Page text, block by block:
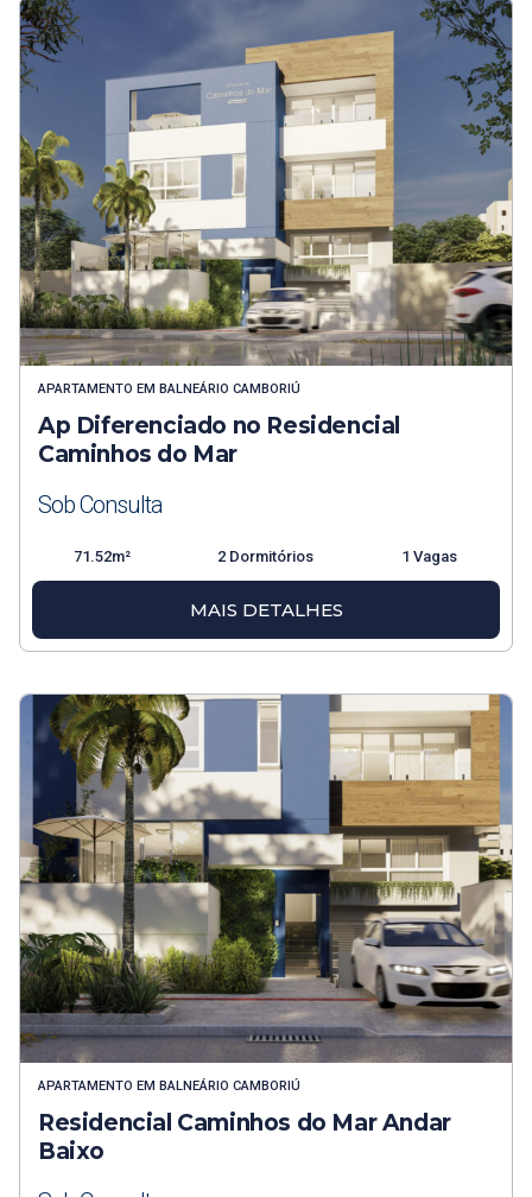
APARTAMENTO EM BALNEÁRIO CAMBORIÚ
Ap Diferenciado no Residencial
Caminhos do Mar
Sob Consulta
71.52m² 2 Dormitórios 1 Vagas
MAIS DETALHES
APARTAMENTO EM BALNEÁRIO CAMBORIÚ
Residencial Caminhos do Mar Andar
Baixo